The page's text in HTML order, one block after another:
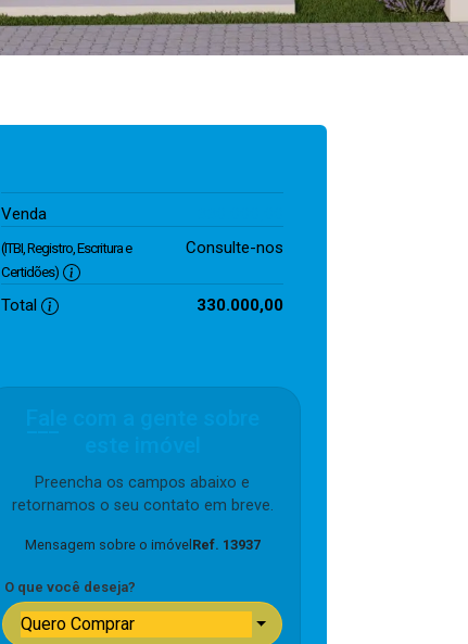
Venda
(ITBI, Registro, Escritura e
Certidões)
Consulte-nos
Total 330.000,00
Preencha os campos abaixo e
retornamos o seu contato em breve.
Mensagem sobre o imóvel Ref. 13937
O que você deseja?
Quero Comprar